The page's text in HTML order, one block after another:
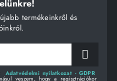
termékeinkről és
Adatvédelmi nyilatkozat - GDPR
veszem, hogy a regisztrációkor